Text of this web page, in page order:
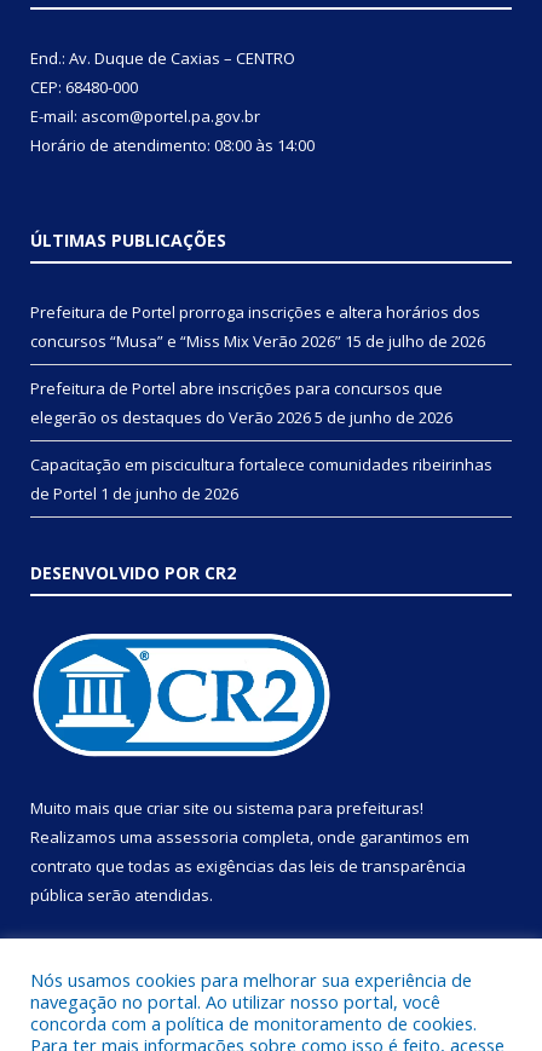
End.: Av. Duque de Caxias – CENTRO
CEP: 68480-000
E-mail: ascom@portel.pa.gov.br
Horário de atendimento: 08:00 às 14:00
ÚLTIMAS PUBLICAÇÕES
Prefeitura de Portel prorroga inscrições e altera horários dos
concursos “Musa” e “Miss Mix Verão 2026” 15 de julho de 2026
Prefeitura de Portel abre inscrições para concursos que
elegerão os destaques do Verão 20265 de junho de 2026
Capacitação em piscicultura fortalece comunidades ribeirinhas
de Portel 1 de junho de 2026
DESENVOLVIDO POR CR2
Muito mais que criar site ou sistema para prefeituras!
Realizamos uma assessoria completa, onde garantimos em
contrato que todas as exigências das leis de transparência
pública serão atendidas.
Nós usamos cookies para melhorar sua experiência de
navegação no portal. Ao utilizar nosso portal, você
concorda com a política de monitoramento de cookies.
Para ter mais informações sobre como isso é feito, acesse